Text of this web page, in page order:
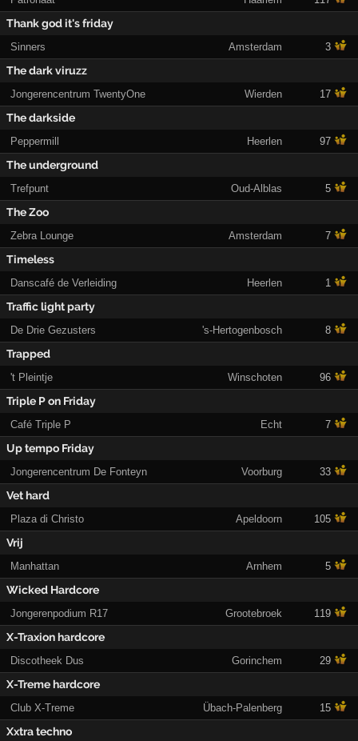
Thank god it's friday
Sinners Amsterdam 3
The dark viruzz
Jongerencentrum TwentyOne Wierden 17
The darkside
Peppermill Heerlen 97
The underground
Trefpunt Oud-Alblas 5
The Zoo
Zebra Lounge Amsterdam 7
Timeless
Danscafé de Verleiding Heerlen 1
Traffic light party
De Drie Gezusters 's-Hertogenbosch 8
Trapped
't Pleintje Winschoten 96
Triple P on Friday
Café Triple P Echt 7
Up tempo Friday
Jongerencentrum De Fonteyn Voorburg 33
Vet hard
Plaza di Christo Apeldoorn 105
Vrij
Manhattan Arnhem 5
Wicked Hardcore
Jongerenpodium R17 Grootebroek 119
X-Traxion hardcore
Discotheek Dus Gorinchem 29
X-Treme hardcore
Club X-Treme Übach-Palenberg 15
Xxtra techno